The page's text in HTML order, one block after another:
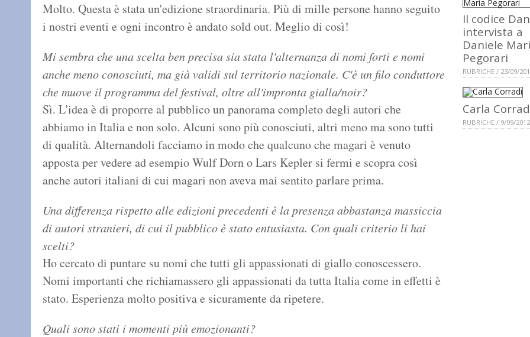
Molto. Questa è stata un'edizione straordinaria. Più di mille persone hanno seguito
i nostri eventi e ogni incontro è andato sold out. Meglio di così!
Mi sembra che una scelta ben precisa sia stata l'alternanza di nomi forti e nomi
anche meno conosciuti, ma già validi sul territorio nazionale. C'è un filo conduttore
che muove il programma del festival, oltre all'impronta gialla/noir?
Sì. L'idea è di proporre al pubblico un panorama completo degli autori che
abbiamo in Italia e non solo. Alcuni sono più conosciuti, altri meno ma sono tutti
di qualità. Alternandoli facciamo in modo che qualcuno che magari è venuto
apposta per vedere ad esempio Wulf Dorn o Lars Kepler si fermi e scopra così
anche autori italiani di cui magari non aveva mai sentito parlare prima.
Una differenza rispetto alle edizioni precedenti è la presenza abbastanza massiccia
di autori stranieri, di cui il pubblico è stato entusiasta. Con quali criterio li hai
scelti?
Ho cercato di puntare su nomi che tutti gli appassionati di giallo conoscessero.
Nomi importanti che richiamassero gli appassionati da tutta Italia come in effetti è
stato. Esperienza molto positiva e sicuramente da ripetere.
Quali sono stati i momenti più emozionanti?
Il codice
intervista a
Daniele
Pegorari
RUBRICHE / 23/09/
Carla
RUBRICHE / 9/09/2012